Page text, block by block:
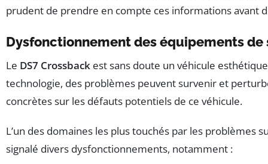
prudent de prendre en compte ces informations avant
Dysfonctionnement des équipements
Le DS7 Crossback est sans doute un véhicule
technologie, des problèmes peuvent survenir et
concrètes sur les défauts potentiels de ce véhicule.
L’un des domaines les plus touchés par les problèmes
signalé divers dysfonctionnements, notamment :